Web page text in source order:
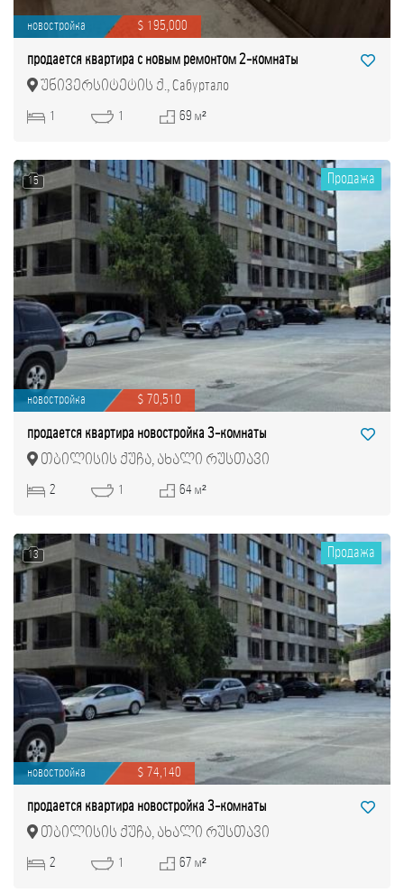
новостройка $ 195,000
продается квартира с новым ремонтом 2-комнаты
უნივერსიტეტის ქ., Сабуртало
1 1 69 м²
15 Продажа
новостройка $ 70,510
продается квартира новостройка 3-комнаты
თბილისის ქუჩა, ახალი რუსთავი
2 1 64 м²
13 Продажа
новостройка $ 74,140
продается квартира новостройка 3-комнаты
თბილისის ქუჩა, ახალი რუსთავი
2 1 67 м²